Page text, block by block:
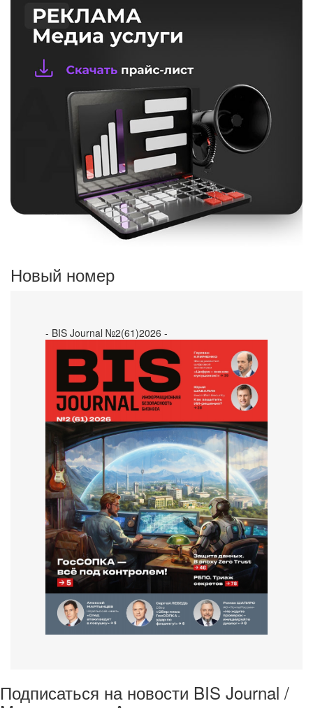
Новый номер
- BIS Journal №2(61)2026 -
Подписаться на новости BIS Journal /